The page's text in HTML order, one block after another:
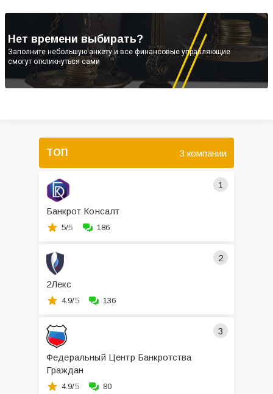
Нет времени выбирать?
Заполните небольшую анкету и все финансовые управляющие
смогут откликнуться сами
ТОП 3 компании
1
Банкрот Консалт
5/5 186
2
2Лекс
4.9/5 136
3
Федеральный Центр Банкротства
Граждан
4.9/5 80